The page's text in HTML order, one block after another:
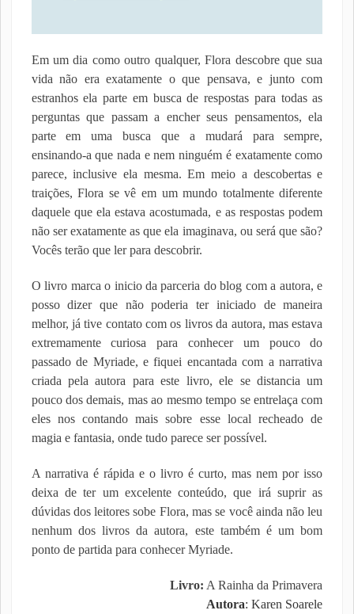
Em um dia como outro qualquer, Flora descobre que sua
vida não era exatamente o que pensava, e junto com
estranhos ela parte em busca de respostas para todas as
perguntas que passam a encher seus pensamentos, ela
parte em uma busca que a mudará para sempre,
ensinando-a que nada e nem ninguém é exatamente como
parece, inclusive ela mesma. Em meio a descobertas e
traições, Flora se vê em um mundo totalmente diferente
daquele que ela estava acostumada, e as respostas podem
não ser exatamente as que ela imaginava, ou será que são?
Vocês terão que ler para descobrir.
O livro marca o inicio da parceria do blog com a autora, e
posso dizer que não poderia ter iniciado de maneira
melhor, já tive contato com os livros da autora, mas estava
extremamente curiosa para conhecer um pouco do
passado de Myriade, e fiquei encantada com a narrativa
criada pela autora para este livro, ele se distancia um
pouco dos demais, mas ao mesmo tempo se entrelaça com
eles nos contando mais sobre esse local recheado de
magia e fantasia, onde tudo parece ser possível.
A narrativa é rápida e o livro é curto, mas nem por isso
deixa de ter um excelente conteúdo, que irá suprir as
dúvidas dos leitores sobe Flora, mas se você ainda não leu
nenhum dos livros da autora, este também é um bom
ponto de partida para conhecer Myriade.
Livro: A Rainha da Primavera
Autora: Karen Soarele